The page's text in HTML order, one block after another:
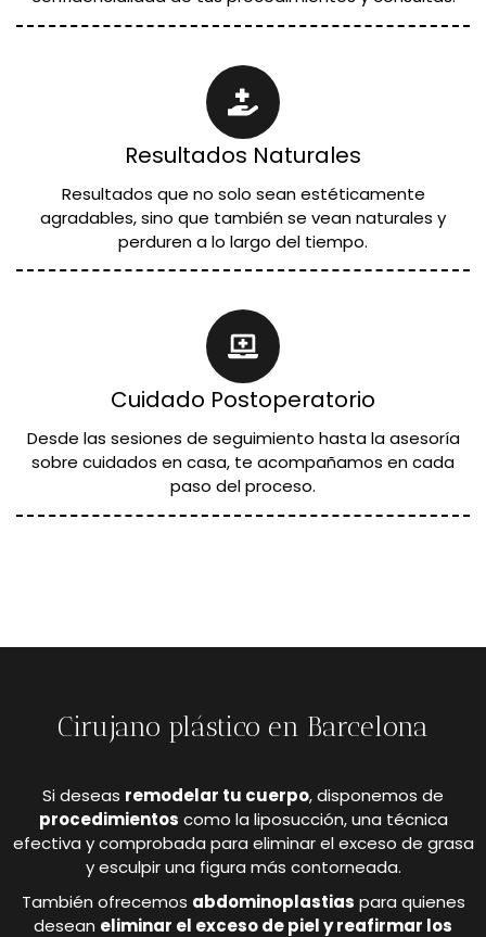
Resultados Naturales
Resultados que no solo sean estéticamente
agradables, sino que también se vean naturales y
perduren a lo largo del tiempo.
Cuidado Postoperatorio
Desde las sesiones de seguimiento hasta la asesoría
sobre cuidados en casa, te acompañamos en cada
paso del proceso.
Cirujano plástico en Barcelona
Si deseas remodelar tu cuerpo, disponemos de
procedimientos como la liposucción, una técnica
efectiva y comprobada para eliminar el exceso de grasa
y esculpir una figura más contorneada.
También ofrecemos abdominoplastias para quienes
desean eliminar el exceso de piel y reafirmar los